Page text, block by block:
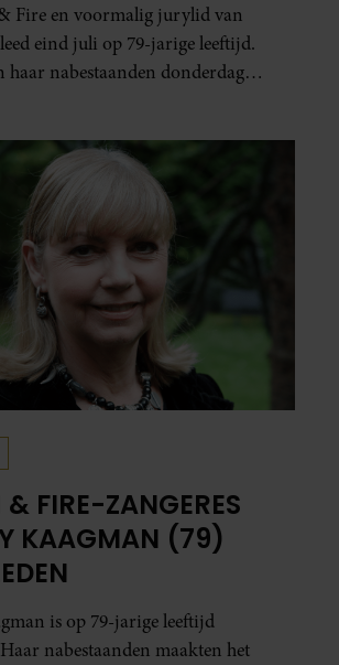
Fire en voormalig jurylid van
eind juli op 79-jarige leeftijd.
haar nabestaanden donderdag
& FIRE-ZANGERES
KAAGMAN (79)
is op 79-jarige leeftijd
nabestaanden maakten het